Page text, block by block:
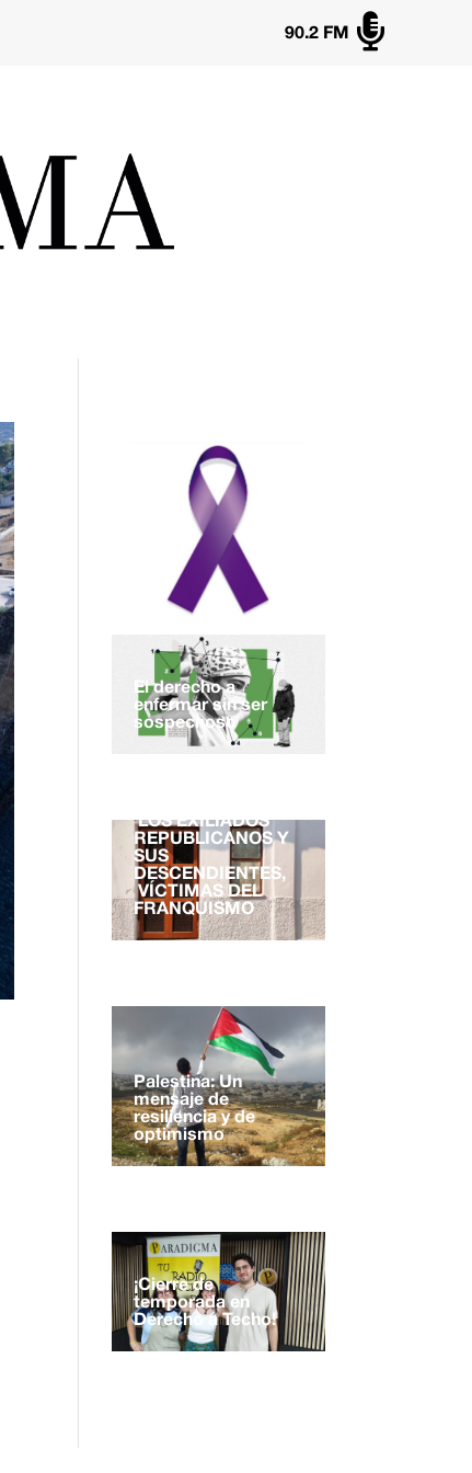

90.2 FM
El derecho a
enfermar sin ser
sospechoso
LOS EXILIADOS
REPUBLICANOS Y
SUS
DESCENDIENTES,
VÍCTIMAS DEL
FRANQUISMO
Palestina: Un
mensaje de
resiliencia y de
optimismo
¡Cierre de
temporada en
Derecho a Techo!